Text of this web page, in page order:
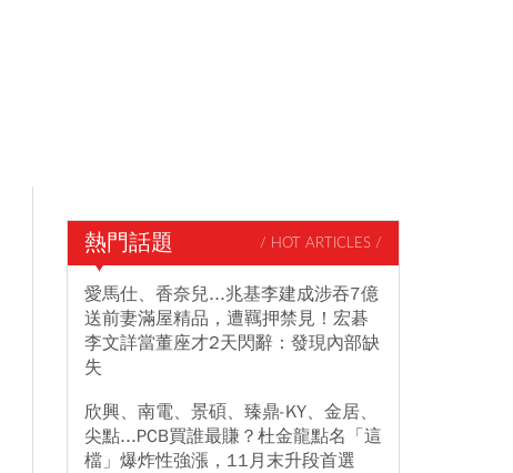
熱門話題 / HOT ARTICLES /
愛馬仕、香奈兒...兆基李建成涉吞7億
送前妻滿屋精品，遭羈押禁見！宏碁
李文詳當董座才2天閃辭：發現內部缺
失
欣興、南電、景碩、臻鼎-KY、金居、
尖點...PCB買誰最賺？杜金龍點名「這
檔」爆炸性強漲，11月末升段首選